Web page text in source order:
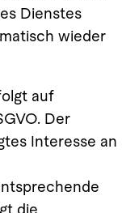
Dienstes
wieder
auf
Der
Interesse an
die